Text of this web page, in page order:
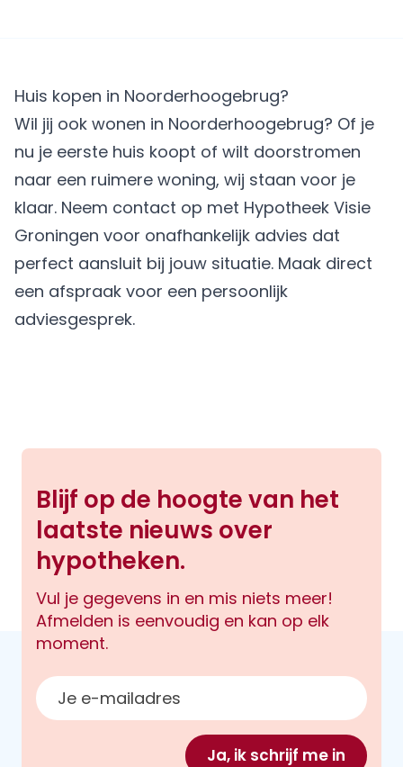
Huis kopen in Noorderhoogebrug?
Wil jij ook wonen in Noorderhoogebrug? Of je
nu je eerste huis koopt of wilt doorstromen
naar een ruimere woning, wij staan voor je
klaar. Neem contact op met Hypotheek Visie
Groningen voor onafhankelijk advies dat
perfect aansluit bij jouw situatie. Maak direct
een afspraak voor een persoonlijk
adviesgesprek.
Blijf op de hoogte van het
laatste nieuws over
hypotheken.
Vul je gegevens in en mis niets meer!
Afmelden is eenvoudig en kan op elk
moment.
E-mailadres
Ja, ik schrijf me in